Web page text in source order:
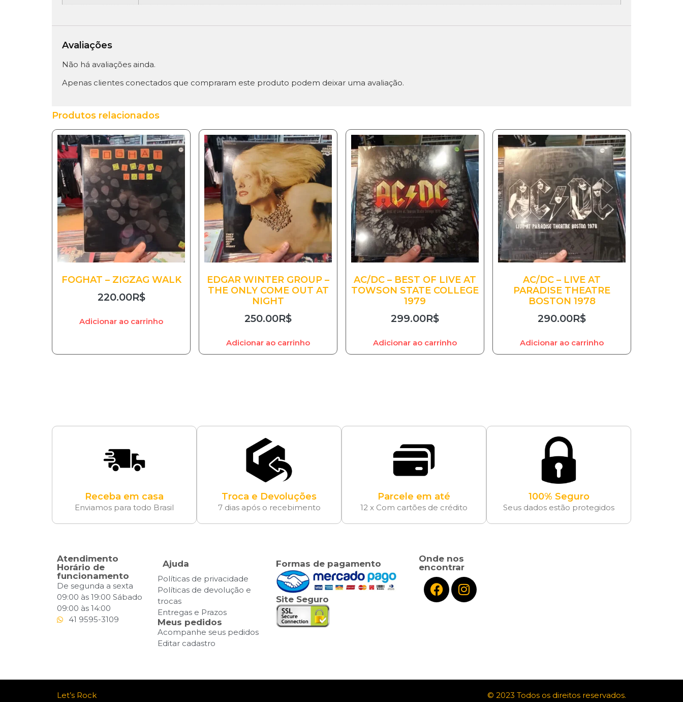
Avaliações
Não há avaliações ainda.
Apenas clientes conectados que compraram este produto podem deixar uma avaliação.
Produtos relacionados
FOGHAT – ZIGZAG WALK
220.00R$
Adicionar ao carrinho
EDGAR WINTER GROUP –
THE ONLY COME OUT AT
NIGHT
250.00R$
Adicionar ao carrinho
AC/DC – BEST OF LIVE AT
TOWSON STATE COLLEGE
1979
299.00R$
Adicionar ao carrinho
AC/DC – LIVE AT
PARADISE THEATRE
BOSTON 1978
290.00R$
Adicionar ao carrinho
Receba em casa
Enviamos para todo Brasil
Troca e Devoluções
7 dias após o recebimento
Parcele em até
12 x Com cartões de crédito
100% Seguro
Seus dados estão protegidos
Atendimento
Horário de
funcionamento
De segunda a sexta
09:00 às 19:00 Sábado
09:00 às 14:00
41 9595-3109
Ajuda
Políticas de privacidade
Políticas de devolução e
trocas
Entregas e Prazos
Meus pedidos
Acompanhe seus pedidos
Editar cadastro
Formas de pagamento
Site Seguro
Onde nos
encontrar
Let’s Rock
© 2023 Todos os direitos reservados.